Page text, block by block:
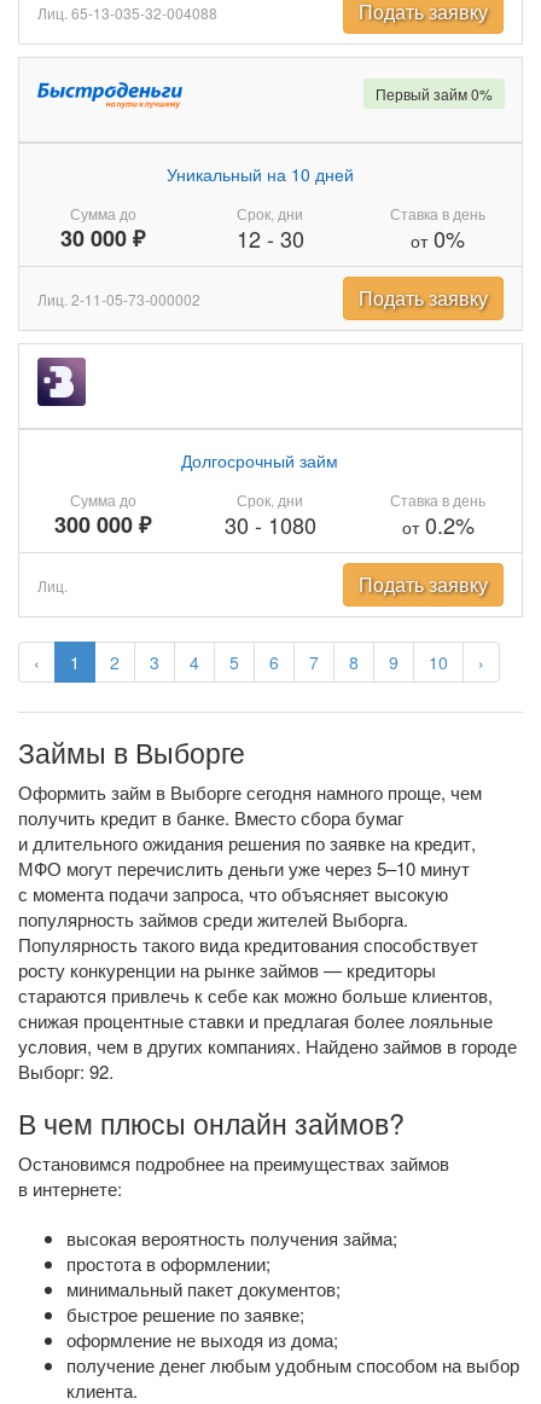
‹ 1 2 3 4 5 6 7 8 9 10 ›
Лиц. 65-13-035-32-004088 Подать заявку
Сумма до
30 000 ₽
Уникальный на 10 дней
Срок, дни
12- 30
Ставка в день
от0%
Первый займ 0%
Лиц. 2-11-05-73-000002 Подать заявку
Сумма до
300 000 ₽
Долгосрочный займ
Срок, дни
30 - 1080
Ставка в день
от0.2%
Лиц. Подать заявку
Займы в Выборге
Оформить займ в Выборге сегодня намного проще, чем
получить кредит в банке. Вместо сбора бумаг
и длительного ожидания решения по заявке на кредит,
МФО могут перечислить деньги уже через 5–10 минут
с момента подачи запроса, что объясняет высокую
популярность займов среди жителей Выборга.
Популярность такого вида кредитования способствует
росту конкуренции на рынке займов — кредиторы
стараются привлечь к себе как можно больше клиентов,
снижая процентные ставки и предлагая более лояльные
условия, чем в других компаниях. Найдено займов в городе
Выборг: 92.
В чем плюсы онлайн займов?
Остановимся подробнее на преимуществах займов
в интернете:
высокая вероятность получения займа;
простота в оформлении;
минимальный пакет документов;
быстрое решение по заявке;
оформление не выходя из дома;
получение денег любым удобным способом на выбор
клиента.